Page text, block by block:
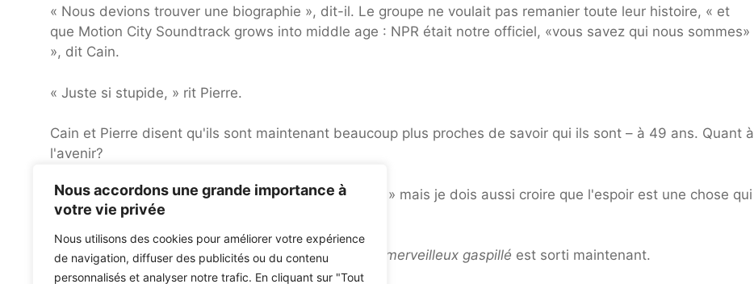
Nous accordons une grande importance à
votre vie privée
Nous utilisons des cookies pour améliorer votre expérience
de navigation, diffuser des publicités ou du contenu
personnalisés et analyser notre trafic. En cliquant sur "Tout
« Nous devions trouver une biographie », dit-il. Le groupe ne voulait pas remanier toute leur histoire, « et
que Motion City Soundtrack grows into middle age : NPR était notre officiel, «vous savez qui nous sommes»
», dit Cain.
« Juste si stupide, » rit Pierre.
Cain et Pierre disent qu'ils sont maintenant beaucoup plus proches de savoir qui ils sont – à 49 ans. Quant à
l'avenir?
« Oui, l'avenir [still] me fait peur « , dit Justin Pierre, » mais je dois aussi croire que l'espoir est une chose qui
existe toujours. «
Bande originale de Motion CityMême vieux monde merveilleux gaspillé est sorti maintenant.